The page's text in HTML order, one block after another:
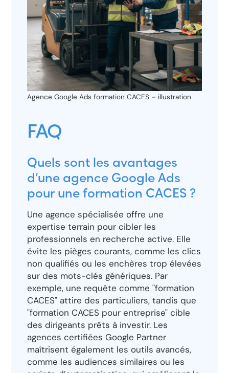
Agence Google Ads formation CACES – illustration
FAQ
Quels sont les avantages
d’une agence Google Ads
pour une formation CACES ?
Une agence spécialisée offre une
expertise terrain pour cibler les
professionnels en recherche active. Elle
évite les pièges courants, comme les clics
non qualifiés ou les enchères trop élevées
sur des mots-clés génériques. Par
exemple, une requête comme "formation
CACES" attire des particuliers, tandis que
"formation CACES pour entreprise" cible
des dirigeants prêts à investir. Les
agences certifiées Google Partner
maîtrisent également les outils avancés,
comme les audiences similaires ou les